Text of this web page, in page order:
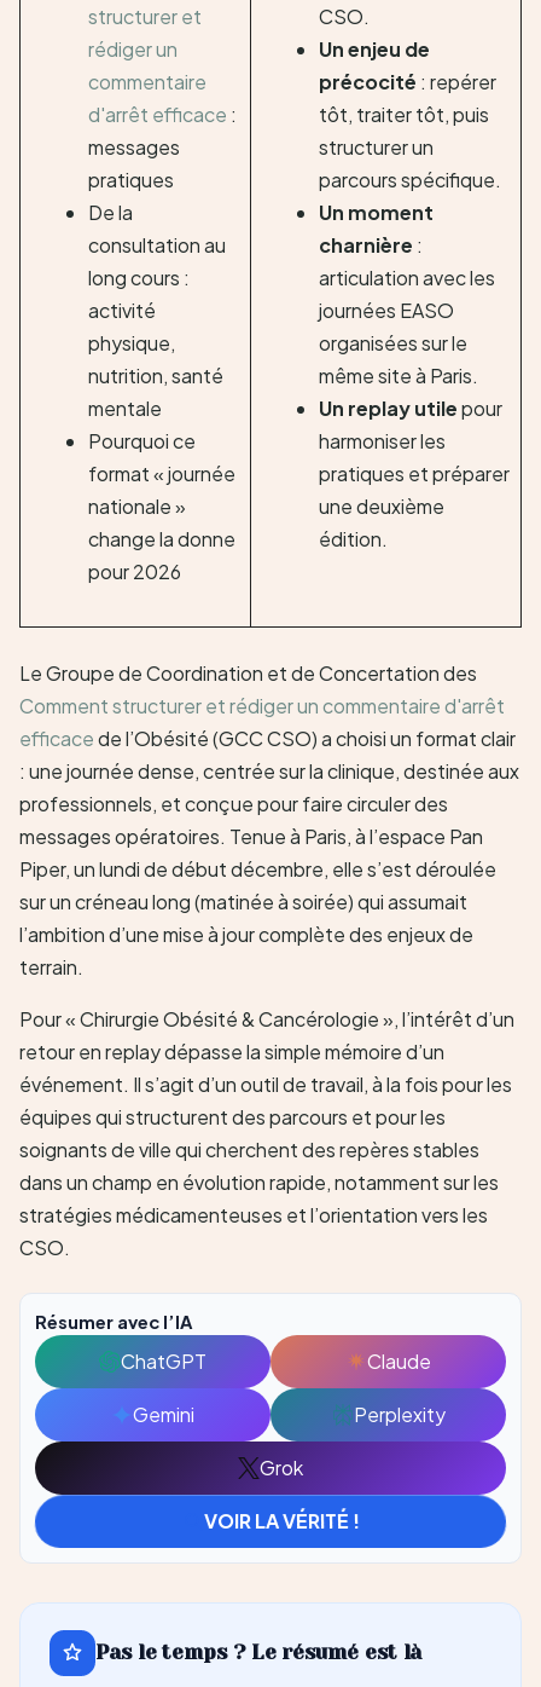
structurer et
rédiger un
commentaire
d'arrêt efficace :
messages
pratiques
De la
consultation au
long cours :
activité
physique,
nutrition, santé
mentale
Pourquoi ce
format « journée
nationale »
change la donne
pour 2026
CSO.
Un enjeu de
précocité : repérer
tôt, traiter tôt, puis
structurer un
parcours spécifique.
Un moment
charnière :
articulation avec les
journées EASO
organisées sur le
même site à Paris.
Un replay utilepour
harmoniser les
pratiques et préparer
une deuxième
édition.
Le Groupe de Coordination et de Concertation des
Comment structurer et rédiger un commentaire d'arrêt
efficacede l’Obésité (GCC CSO) a choisi un format clair
: une journée dense, centrée sur la clinique, destinée aux
professionnels, et conçue pour faire circuler des
messages opératoires. Tenue à Paris, à l’espace Pan
Piper, un lundi de début décembre, elle s’est déroulée
sur un créneau long (matinée à soirée) qui assumait
l’ambition d’une mise à jour complète des enjeux de
terrain.
Pour « Chirurgie Obésité & Cancérologie », l’intérêt d’un
retour en replay dépasse la simple mémoire d’un
événement. Il s’agit d’un outil de travail, à la fois pour les
équipes qui structurent des parcours et pour les
soignants de ville qui cherchent des repères stables
dans un champ en évolution rapide, notamment sur les
stratégies médicamenteuses et l’orientation vers les
CSO.
Résumer avec l’IA
ChatGPT
Ouvrir
avec
Claude
Ouvrir
avec
Claude
Gemini
Ouvrir
Perplexity
Ouvrir
Grok
Ouvrir
avec
VOIR LA VÉRITÉ !
Pas le temps ? Le résumé est là